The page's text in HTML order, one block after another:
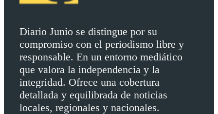
Diario Junio se distingue por su
compromiso con el periodismo libre y
responsable. En un entorno mediático
que valora la independencia y la
integridad. Ofrece una cobertura
detallada y equilibrada de noticias
locales, regionales y nacionales.